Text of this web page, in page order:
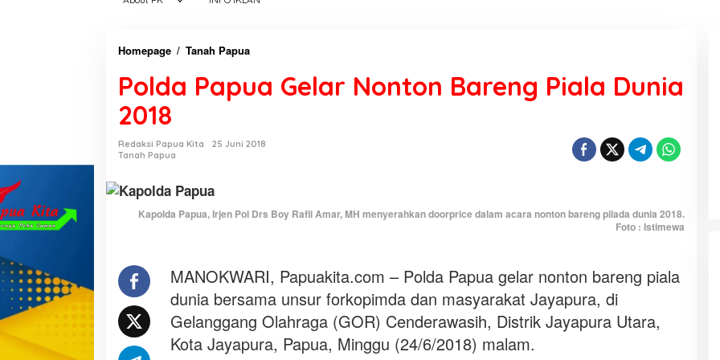
Homepage / Tanah Papua
l
P
a
a
r
N
o
n
Polda Papua Gelar Nonton Bareng Piala Dunia
2018
Redaksi Papua Kita
25 Juni 2018
Tanah Papua
Kapolda Papua, Irjen Pol Drs Boy Rafli Amar, MH menyerahkan doorprice dalam acara nonton bareng pilada dunia 2018.
Foto : Istimewa
MANOKWARI, Papuakita.com – Polda Papua gelar nonton bareng piala
dunia bersama unsur forkopimda dan masyarakat Jayapura, di
Gelanggang Olahraga (GOR) Cenderawasih, Distrik Jayapura Utara,
Kota Jayapura, Papua, Minggu (24/6/2018) malam.
Harga Pertamax turun menjadi
Rp16.300 di wilayah Papua Maluku